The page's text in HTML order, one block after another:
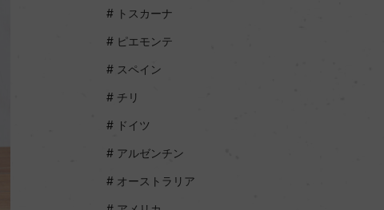
トスカーナ
ピエモンテ
スペイン
チリ
ドイツ
アルゼンチン
オーストラリア